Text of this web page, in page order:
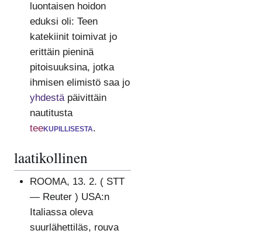
luontaisen hoidon
eduksi oli: Teen
katekiinit toimivat jo
erittäin pieninä
pitoisuuksina, jotka
ihmisen elimistö saa jo
yhdestäpäivittäin
nautitusta
teekupillisesta.
laatikollinen
ROOMA, 13. 2. ( STT
— Reuter ) USA:n
Italiassa oleva
suurlähettiläs, rouva